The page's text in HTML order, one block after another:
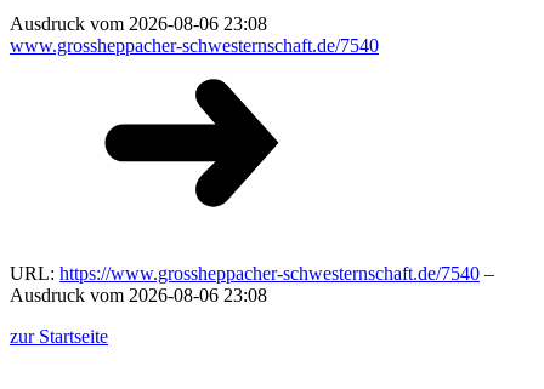
Ausdruck vom 2026-08-06 23:08
www.grossheppacher-schwesternschaft.de/7540
URL: https://www.grossheppacher-schwesternschaft.de/7540 –
Ausdruck vom 2026-08-06 23:08
zur Startseite